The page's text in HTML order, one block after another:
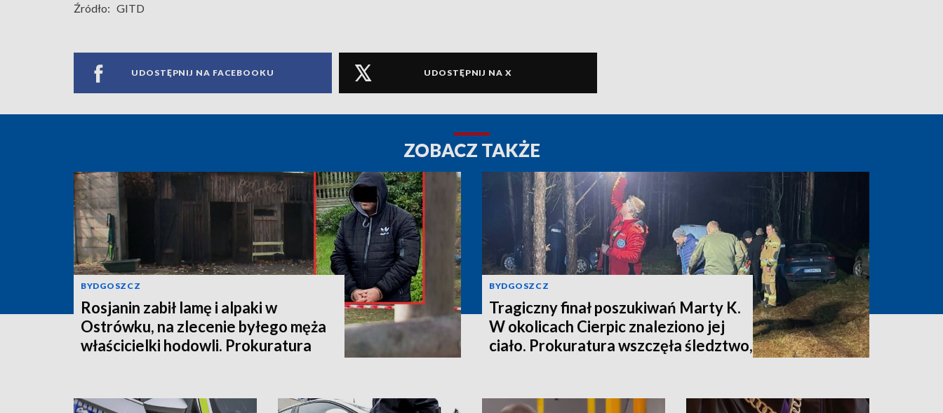
Źródło: GITD
UDOSTĘPNIJ NA FACEBOOKU UDOSTĘPNIJ NA X
ZOBACZ TAKŻE
BYDGOSZCZ
Rosjanin zabił lamę i alpaki w
Ostrówku, na zlecenie byłego męża
właścicielki hodowli. Prokuratura
BYDGOSZCZ
Tragiczny finał poszukiwań Marty K.
W okolicach Cierpic znaleziono jej
ciało. Prokuratura wszczęła śledztwo,